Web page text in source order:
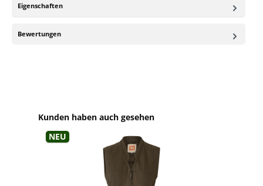
Eigenschaften
Bewertungen
Produktgalerie überspringen
Kunden haben auch gesehen
Neu